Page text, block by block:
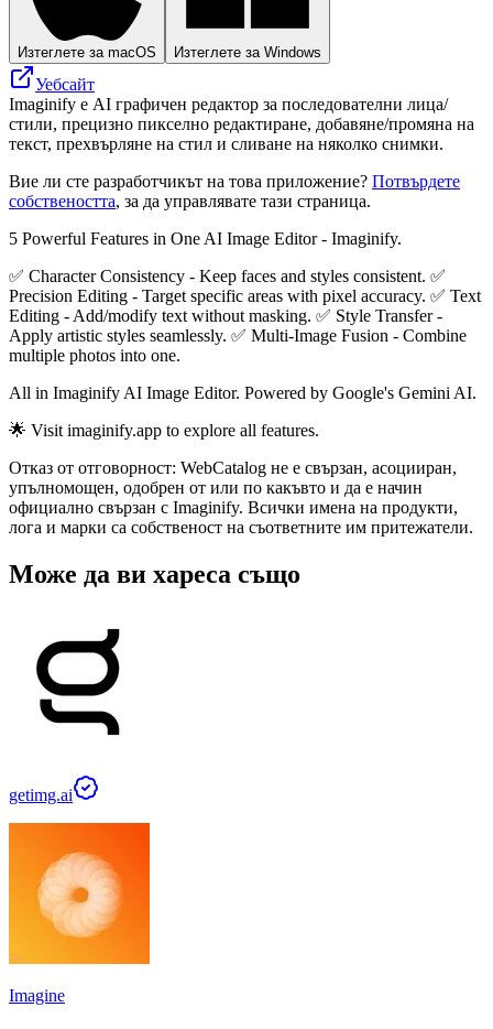
Изтеглете за macOS Изтеглете за Windows
Уебсайт
Imaginify е AI графичен редактор за последователни лица/
стили, прецизно пикселно редактиране, добавяне/промяна на
текст, прехвърляне на стил и сливане на няколко снимки.
Вие ли сте разработчикът на това приложение? Потвърдете
собствеността, за да управлявате тази страница.
5 Powerful Features in One AI Image Editor - Imaginify.
✅ Character Consistency - Keep faces and styles consistent. ✅
Precision Editing - Target specific areas with pixel accuracy. ✅ Text
Editing - Add/modify text without masking. ✅ Style Transfer -
Apply artistic styles seamlessly. ✅ Multi-Image Fusion - Combine
multiple photos into one.
All in Imaginify AI Image Editor. Powered by Google's Gemini AI.
🌟 Visit imaginify.app to explore all features.
Отказ от отговорност: WebCatalog не е свързан, асоцииран,
упълномощен, одобрен от или по какъвто и да е начин
официално свързан с Imaginify. Всички имена на продукти,
лога и марки са собственост на съответните им притежатели.
Може да ви хареса също
getimg.ai
Imagine